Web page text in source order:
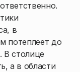
в
потеплеет до
В столице
а в области